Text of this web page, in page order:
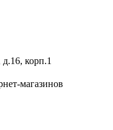
корп.1
магазинов